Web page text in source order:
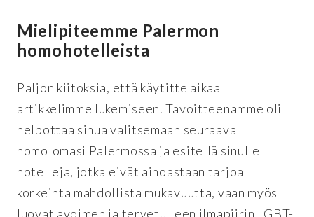
Mielipiteemme Palermon
homohotelleista
Paljon kiitoksia, että käytitte aikaa
artikkelimme lukemiseen. Tavoitteenamme oli
helpottaa sinua valitsemaan seuraava
homolomasi Palermossa ja esitellä sinulle
hotelleja, jotka eivät ainoastaan tarjoa
korkeinta mahdollista mukavuutta, vaan myös
luovat avoimen ja tervetulleen ilmapiirin LGBT-